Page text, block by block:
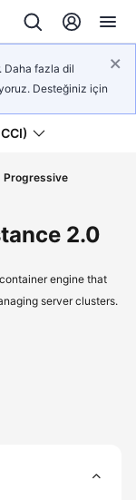
Daha fazla dil
Desteğiniz için
Progressive
2.0
engine that
server clusters.